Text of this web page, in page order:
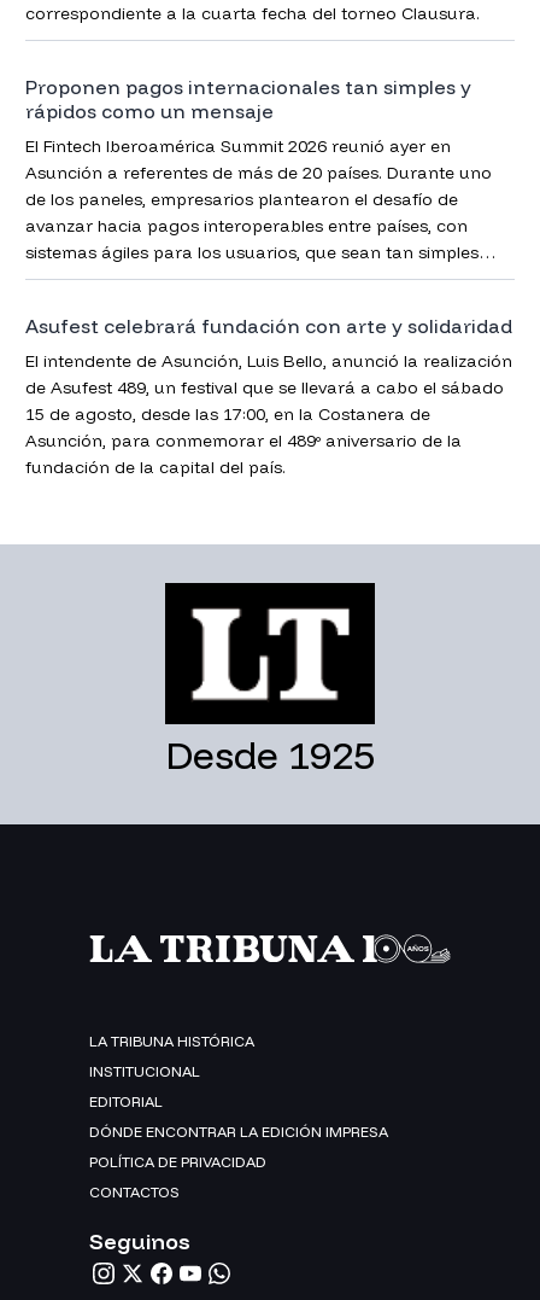
correspondiente a la cuarta fecha del torneo Clausura.
Proponen pagos internacionales tan simples y
rápidos como un mensaje
El Fintech Iberoamérica Summit 2026 reunió ayer en
Asunción a referentes de más de 20 países. Durante uno
de los paneles, empresarios plantearon el desafío de
avanzar hacia pagos interoperables entre países, con
sistemas ágiles para los usuarios, que sean tan simples
como enviar un chat.
Asufest celebrará fundación con arte y solidaridad
El intendente de Asunción, Luis Bello, anunció la realización
de Asufest 489, un festival que se llevará a cabo el sábado
15 de agosto, desde las 17:00, en la Costanera de
Asunción, para conmemorar el 489º aniversario de la
fundación de la capital del país.
Desde 1925
LA TRIBUNA HISTÓRICA
INSTITUCIONAL
EDITORIAL
DÓNDE ENCONTRAR LA EDICIÓN IMPRESA
POLÍTICA DE PRIVACIDAD
CONTACTOS
Seguinos